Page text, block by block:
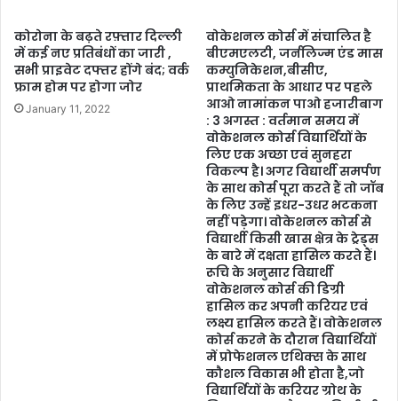
कोरोना के बढ़ते रफ़्तार दिल्ली
में कई नए प्रतिबंधों का जारी ,
सभी प्राइवेट दफ्तर होंगे बंद; वर्क
फ्राम होम पर होगा जोर
January 11, 2022
वोकेशनल कोर्स में संचालित है
बीएमएलटी, जर्नलिज्म एंड मास
कम्युनिकेशन,बीसीए,
प्राथमिकता के आधार पर पहले
आओ नामांकन पाओ हजारीबाग
: 3 अगस्त : वर्तमान समय में
वोकेशनल कोर्स विद्यार्थियों के
लिए एक अच्‍छा एवं सुनहरा
विकल्‍प है। अगर विद्यार्थी समर्पण
के साथ कोर्स पूरा करते हैं तो जॉब
के लिए उन्हें इधर-उधर भटकना
नहीं पड़ेगा। वोकेशनल कोर्स से
विद्यार्थी किसी खास क्षेत्र के ट्रेड्स
के बारे में दक्षता हासिल करते हैं।
रूचि के अनुसार विद्यार्थी
वोकेशनल कोर्स की डिग्री
हासिल कर अपनी करियर एवं
लक्ष्य हासिल करते हैं। वोकेशनल
कोर्स करने के दौरान विद्यार्थियों
में प्रोफेशनल एथिक्स के साथ
कौशल विकास भी होता है,जो
विद्यार्थियों के करियर ग्रोथ के